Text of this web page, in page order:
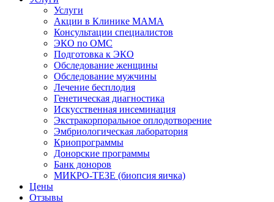
Услуги
Акции в Клинике МАМА
Консультации специалистов
ЭКО по ОМС
Подготовка к ЭКО
Обследование женщины
Обследование мужчины
Лечение бесплодия
Генетическая диагностика
Искусственная инсеминация
Экстракорпоральное оплодотворение
Эмбриологическая лаборатория
Криопрограммы
Донорские программы
Банк доноров
МИКРО-ТЕЗЕ (биопсия яичка)
Цены
Отзывы